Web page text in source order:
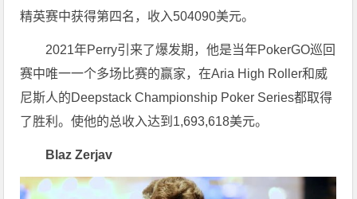
精英赛中获得第四名，收入504090美元。
2021年Perry引来了爆发期，他是当年PokerGO巡回
赛中唯一一个多场比赛的赢家，在Aria High Roller和威
尼斯人的Deepstack Championship Poker Series都取得
了胜利。使他的总收入达到1,693,618美元。
Blaz Zerjav